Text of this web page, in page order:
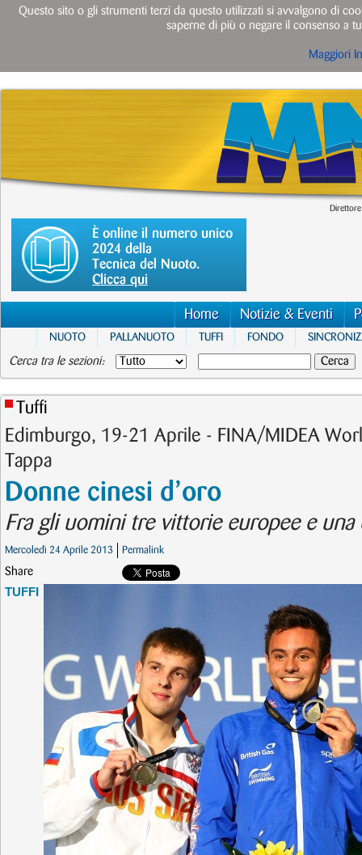
È online il numero unico
2024 della
Tecnica del Nuoto.
Clicca qui
Home Notizie & Eventi
NUOTO PALLANUOTO TUFFI FONDO
Cerca tra le sezioni:
Tuffi
Edimburgo, 19-21 Aprile - FINA/MIDEA
Tappa
Donne cinesi d’oro
Fra gli uomini tre vittorie europee e una
Mercoledì 24 Aprile 2013 Permalink
Share
TUFFI
Questo sito o gli strumenti terzi da questo utilizzati si avvalgono di
saperne di più o negare il consenso a
Maggiori